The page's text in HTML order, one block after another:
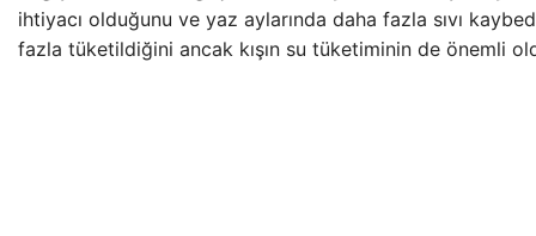
ihtiyacı olduğunu ve yaz aylarında daha fazla sıvı
fazla tüketildiğini ancak kışın su tüketiminin de önemli